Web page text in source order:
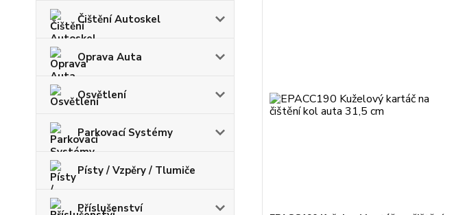
Čištění Autoskel
Oprava Auta
Osvětlení
Parkovací Systémy
Písty / Vzpěry / Tlumiče
Příslušenství